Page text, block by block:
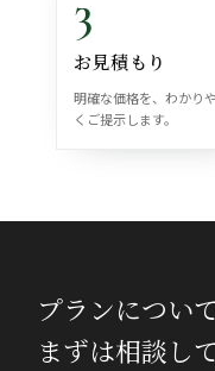
3
お見積もり
明確な価格を、わかり
くご提示します。
プランについて
まずは相談し